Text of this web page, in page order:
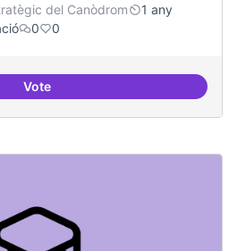
del Canòdrom
1 any
0 0
VoteRelatoria col·laborativa